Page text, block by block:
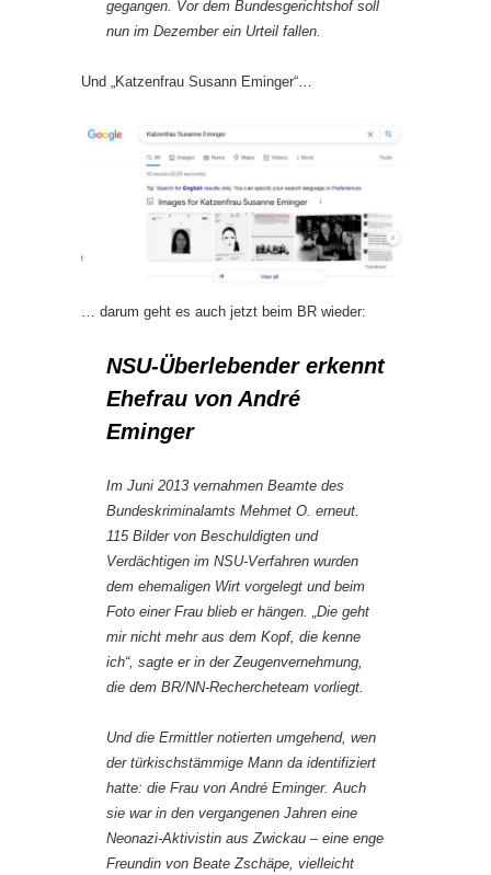
gegangen. Vor dem Bundesgerichtshof soll
nun im Dezember ein Urteil fallen.
Und „Katzenfrau Susann Eminger“…
… darum geht es auch jetzt beim BR wieder:
NSU-Überlebender erkennt
Ehefrau von André
Eminger
Im Juni 2013 vernahmen Beamte des
Bundeskriminalamts Mehmet O. erneut.
115 Bilder von Beschuldigten und
Verdächtigen im NSU-Verfahren wurden
dem ehemaligen Wirt vorgelegt und beim
Foto einer Frau blieb er hängen. „Die geht
mir nicht mehr aus dem Kopf, die kenne
ich“, sagte er in der Zeugenvernehmung,
die dem BR/NN-Rechercheteam vorliegt.
Und die Ermittler notierten umgehend, wen
der türkischstämmige Mann da identifiziert
hatte: die Frau von André Eminger. Auch
sie war in den vergangenen Jahren eine
Neonazi-Aktivistin aus Zwickau – eine enge
Freundin von Beate Zschäpe, vielleicht